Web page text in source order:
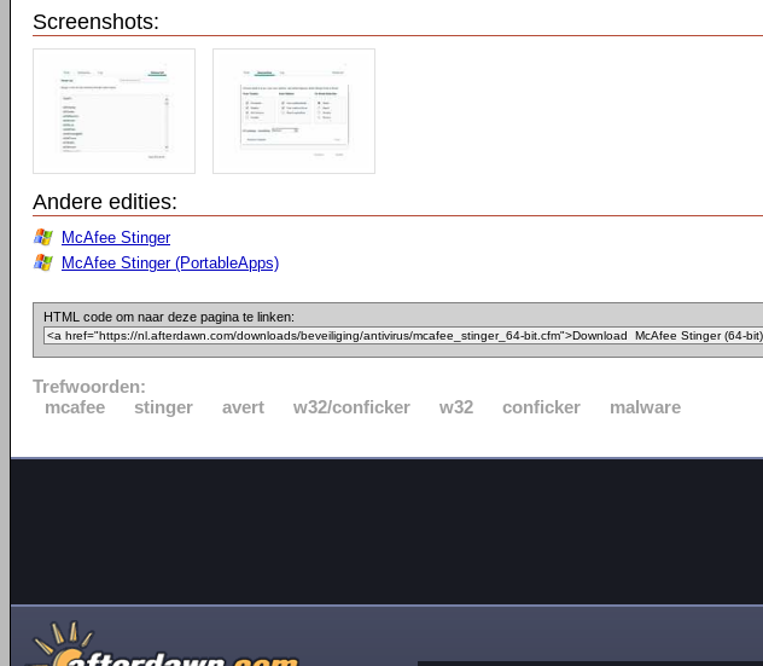
Screenshots:
Andere edities:
McAfee Stinger
McAfee Stinger (PortableApps)
HTML code om naar deze pagina te linken:
Trefwoorden:
mcafee
stinger avert w32/conficker w32 conficker malware